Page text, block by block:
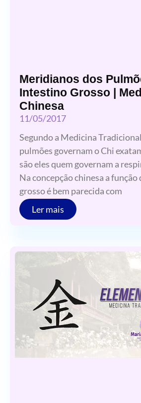
Meridianos dos
Intestino Grosso |
Chinesa
11/05/2017
Segundo a Medicina
pulmões governam o Chi
são eles quem governam a
Na concepção chinesa a
grosso é bem parecida com
Ler mais